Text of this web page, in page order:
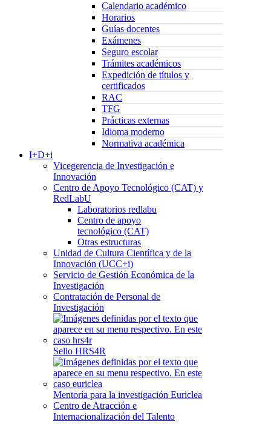
Calendario académico
Horarios
Guías docentes
Exámenes
Seguro escolar
Trámites académicos
Expedición de títulos y
certificados
RAC
TFG
Prácticas externas
Idioma moderno
Normativa académica
I+D+i
Vicegerencia de Investigación e
Innovación
Centro de Apoyo Tecnológico (CAT) y
RedLabU
Laboratorios redlabu
Centro de apoyo
tecnológico (CAT)
Otras estructuras
Unidad de Cultura Científica y de la
Innovación (UCC+i)
Servicio de Gestión Económica de la
Investigación
Contratación de Personal de
Investigación
Sello HRS4R
Mentoría para la investigación Euriclea
Centro de Atracción e
Internacionalización del Talento